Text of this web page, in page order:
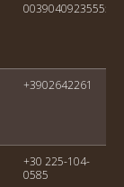
00390409235555
+3902642261
+30 225-104-
0585